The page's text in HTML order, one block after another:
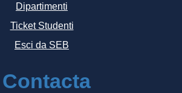
Dipartimenti
Ticket Studenti
Esci da SEB
Contacta